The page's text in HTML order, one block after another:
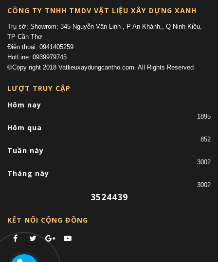
CÔNG TY TNHH TMDV VẬT LIỆU XÂY DỰNG XANH
Trụ sở: Showrom: 345 Nguyễn Văn Linh , P An Khánh,, Q Ninh Kiều,
TP Cần Thơ
Điện thoại: 0941405259
HotLine: 0939979745
©Copy right 2018 Vatlieuxaydungcantho.com. All Rights Reserved
LƯỢT TRUY CẬP
Hôm nay
1895
Hôm qua
852
Tuần này
3002
Tháng này
3002
3524439
KẾT NỐI CỘNG ĐỒNG